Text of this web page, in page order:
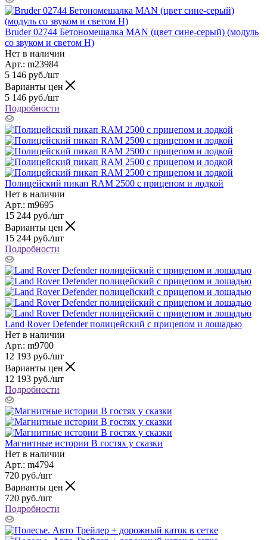
Bruder 02744 Бетономешалка MAN (цвет сине-серый) (модуль
со звуком и светом H)
Нет в наличии
Арт.: m23984
5 146 руб./шт
Варианты цен
5 146 руб./шт
Подробности
Полицейский пикап RAM 2500 с прицепом и лодкой
Нет в наличии
Арт.: m9695
15 244 руб./шт
Варианты цен
15 244 руб./шт
Подробности
Land Rover Defender полицейский с прицепом и лошадью
Нет в наличии
Арт.: m9700
12 193 руб./шт
Варианты цен
12 193 руб./шт
Подробности
Магнитные истории В гостях у сказки
Нет в наличии
Арт.: m4794
720 руб./шт
Варианты цен
720 руб./шт
Подробности